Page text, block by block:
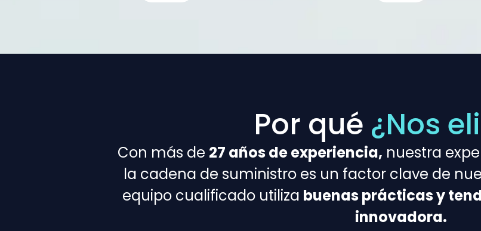
Por qué ¿Nos
Con más de 27 años de experiencia, nuestra
la cadena de suministro es un factor clave de
equipo cualificado utiliza buenas prácticas y
innovadora.